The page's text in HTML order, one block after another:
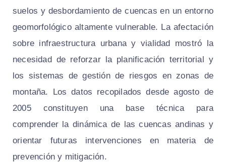
suelos y desbordamiento de cuencas en un entorno
geomorfológico altamente vulnerable. La afectación
sobre infraestructura urbana y vialidad mostró la
necesidad de reforzar la planificación territorial y
los sistemas de gestión de riesgos en zonas de
montaña. Los datos recopilados desde agosto de
2005 constituyen una base técnica para
comprender la dinámica de las cuencas andinas y
orientar futuras intervenciones en materia de
prevención y mitigación.